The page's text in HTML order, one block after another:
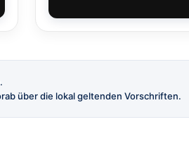
über die lokal geltenden Vorschriften.